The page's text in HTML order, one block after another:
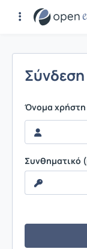
Σύνδεση
Όνομα
Συνθηματικό